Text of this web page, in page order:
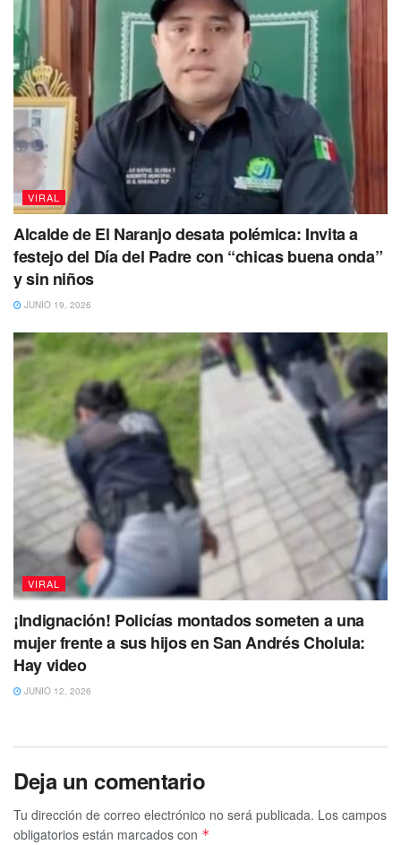
VIRAL
Alcalde de El Naranjo desata polémica: Invita a
festejo del Día del Padre con “chicas buena onda”
y sin niños
JUNIO 19, 2026
VIRAL
¡Indignación! Policías montados someten a una
mujer frente a sus hijos en San Andrés Cholula:
Hay video
JUNIO 12, 2026
Deja un comentario
Tu dirección de correo electrónico no será publicada. Los campos
obligatorios están marcados con *